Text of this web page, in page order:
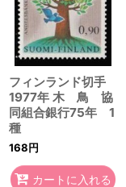
フィンランド切手
1977年 木 鳥 協
同組合銀行75年 1
種
168円
カートに入れる